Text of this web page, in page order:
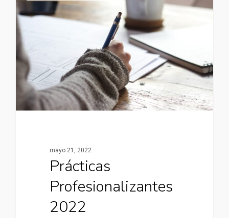
mayo 21, 2022
Prácticas
Profesionalizantes
2022